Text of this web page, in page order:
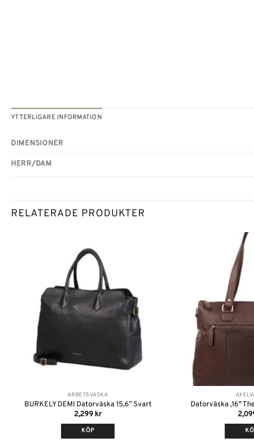
YTTERLIGARE INFORMATION
DIMENSIONER
HERR/DAM
RELATERADE PRODUKTER
ARBETSVÄSKA
BURKELY DEMI Datorväska 15,6” Svart
2,299 kr
KÖP
Datorväska ,16″